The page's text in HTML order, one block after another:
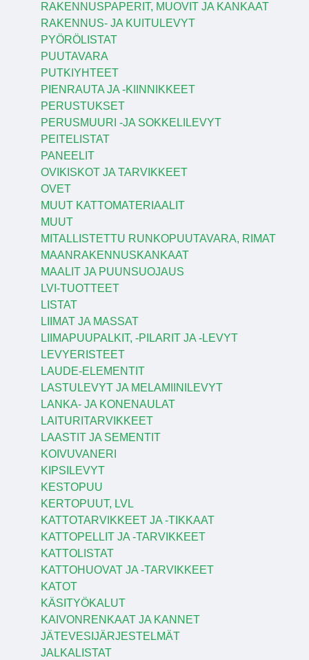
RAKENNUSPAPERIT, MUOVIT JA KANKAAT
RAKENNUS- JA KUITULEVYT
PYÖRÖLISTAT
PUUTAVARA
PUTKIYHTEET
PIENRAUTA JA -KIINNIKKEET
PERUSTUKSET
PERUSMUURI -JA SOKKELILEVYT
PEITELISTAT
PANEELIT
OVIKISKOT JA TARVIKKEET
OVET
MUUT KATTOMATERIAALIT
MUUT
MITALLISTETTU RUNKOPUUTAVARA, RIMAT
MAANRAKENNUSKANKAAT
MAALIT JA PUUNSUOJAUS
LVI-TUOTTEET
LISTAT
LIIMAT JA MASSAT
LIIMAPUUPALKIT, -PILARIT JA -LEVYT
LEVYERISTEET
LAUDE-ELEMENTIT
LASTULEVYT JA MELAMIINILEVYT
LANKA- JA KONENAULAT
LAITURITARVIKKEET
LAASTIT JA SEMENTIT
KOIVUVANERI
KIPSILEVYT
KESTOPUU
KERTOPUUT, LVL
KATTOTARVIKKEET JA -TIKKAAT
KATTOPELLIT JA -TARVIKKEET
KATTOLISTAT
KATTOHUOVAT JA -TARVIKKEET
KATOT
KÄSITYÖKALUT
KAIVONRENKAAT JA KANNET
JÄTEVESIJÄRJESTELMÄT
JALKALISTAT